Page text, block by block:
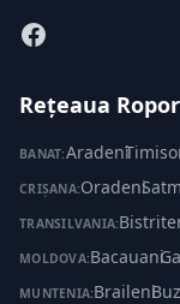
Rețeaua
BANAT:Aradeni·
CRIȘANA:Oradeni·
TRANSILVANIA:
MOLDOVA:Bacauani·
MUNTENIA:Braileni·